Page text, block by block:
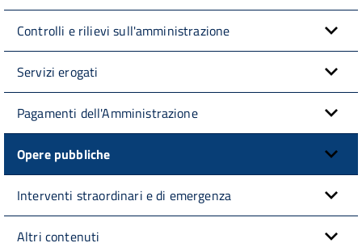
Controlli e rilievi sull'amministrazione
Servizi erogati
Pagamenti dell'Amministrazione
Opere pubbliche
Interventi straordinari e di emergenza
Altri contenuti